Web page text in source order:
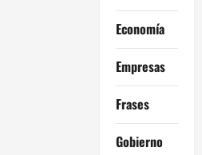
Economía
Empresas
Frases
Gobierno